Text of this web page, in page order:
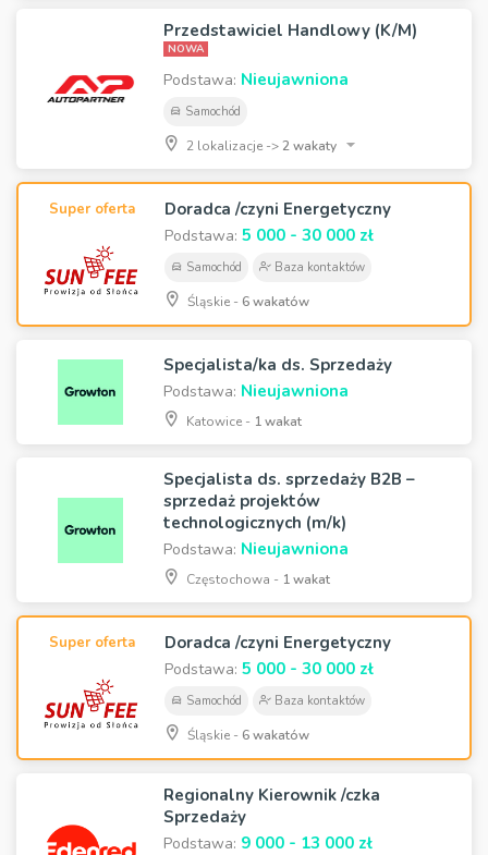
Przedstawiciel Handlowy (K/M)
NOWA
Podstawa: Nieujawniona
Samochód
2 lokalizacje ->2 wakaty
Super oferta Doradca /czyni Energetyczny
Podstawa: 5 000 - 30 000 zł
Samochód Baza kontaktów
Śląskie - 6 wakatów
Specjalista/ka ds. Sprzedaży
Podstawa: Nieujawniona
Katowice - 1 wakat
Specjalista ds. sprzedaży B2B –
sprzedaż projektów
technologicznych (m/k)
Podstawa: Nieujawniona
Częstochowa - 1 wakat
Super oferta Doradca /czyni Energetyczny
Podstawa: 5 000 - 30 000 zł
Samochód Baza kontaktów
Śląskie - 6 wakatów
Regionalny Kierownik /czka
Sprzedaży
Podstawa: 9 000 - 13 000 zł